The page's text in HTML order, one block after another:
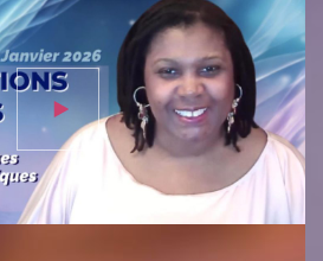
Inscription
Inscription
Se Connecter